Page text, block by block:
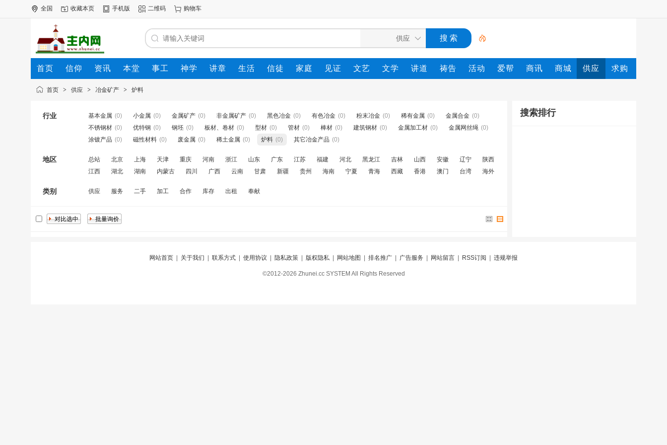
全国 收藏本页 手机版 二维码 购物车
首页 信仰 资讯 本堂 事工 神学 讲章 生活 信徒 家庭 见证 文艺 文学 讲道 祷告 活动 爱帮 商讯 商城 供应 求购
公司 动态 人才 知道
首页 > 供应 > 冶金矿产 > 炉料
行业 基本金属 (0) 小金属 (0) 金属矿产 (0) 非金属矿产 (0) 黑色冶金 (0) 有色冶金 (0) 粉末冶金 (0) 稀有金属 (0) 金属合金 (0)
不锈钢材 (0) 优特钢 (0) 钢坯 (0) 板材、卷材 (0) 型材 (0) 管材 (0) 棒材 (0) 建筑钢材 (0) 金属加工材 (0) 金属网丝绳 (0)
涂镀产品 (0) 磁性材料 (0) 废金属 (0) 稀土金属 (0) 炉料 (0) 其它冶金产品 (0)
地区 总站 北京 上海 天津 重庆 河南 浙江 山东 广东 江苏 福建 河北 黑龙江 吉林 山西 安徽 辽宁
陕西
江西
湖北 湖南 内蒙古 四川 广西 云南 甘肃 新疆 贵州 海南 宁夏 青海 西藏 香港 澳门 台湾 海外
类别 供应 服务 二手 加工 合作 库存 出租 奉献
搜索排行
网站首页 关于我们 联系方式 使用协议 隐私政策 版权隐私 网站地图 排名推广 广告服务 网站留言 RSS订阅 违规举报
©2012-2026 Zhunei.cc SYSTEM All Rights Reserved